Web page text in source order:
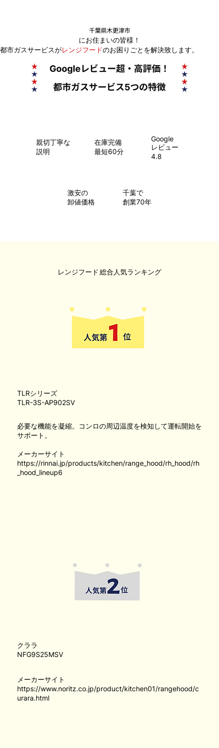
にお住まいの皆様！
千葉県木更津市
都市ガスサービスがレンジフードのお困りごとを解決致します。
親切丁寧な
説明
在庫完備
最短60分
Google
レビュー
4.8
​激安の
卸値価格
千葉で
創業70年
総合人気ランキング
レンジフード
必要な機能を凝縮。コンロの周辺温度を検知して運転開始を
サポート。
メーカーサイト
https://rinnai.jp/products/kitchen/range_hood/rh_hood/rh
_hood_lineup6
TLRシリーズ
TLR-3S-AP902SV
メーカーサイト
https://www.noritz.co.jp/product/kitchen01/rangehood/c
urara.html
クララ
NFG9S25MSV